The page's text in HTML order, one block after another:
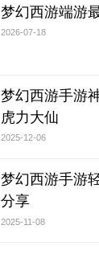
梦幻西游端游
2026-07-18
梦幻西游手游
虎力大仙
2025-12-06
梦幻西游手游
分享
2025-11-08